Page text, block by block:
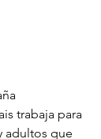
trabaja para
adultos que